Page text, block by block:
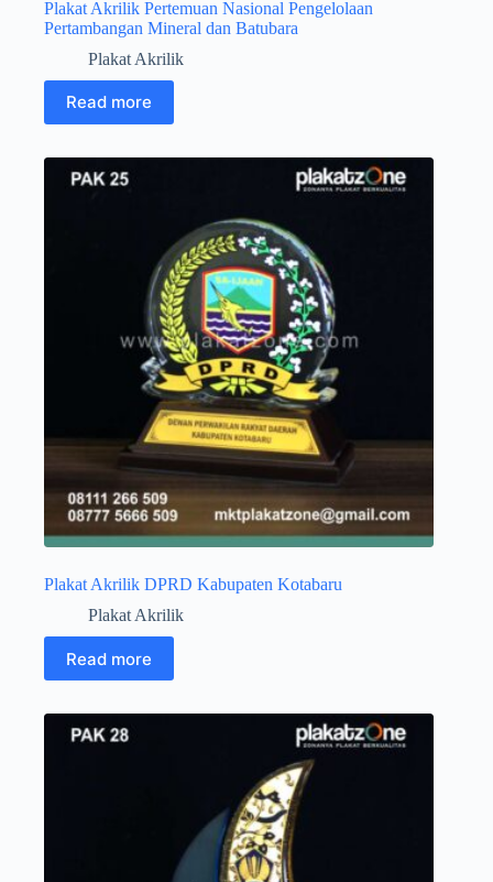
Plakat Akrilik Pertemuan Nasional Pengelolaan
Pertambangan Mineral dan Batubara
Plakat Akrilik
Read more
Plakat Akrilik DPRD Kabupaten Kotabaru
Plakat Akrilik
Read more